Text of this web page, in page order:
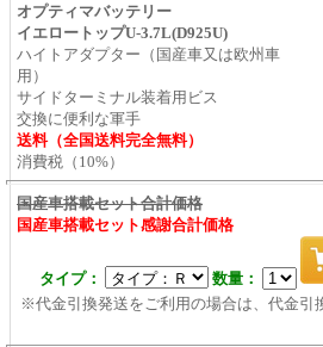
オプティマバッテリー
イエロートップU-3.7L(D925U)
ハイトアダプター（国産車又は欧州車
用）
サイドターミナル装着用ビス
交換に便利な軍手
送料（全国送料完全無料）
消費税（10%）
国産車搭載セット合計価格
国産車搭載セット感謝合計価格
タイプ：
数量：
※代金引換発送をご利用の場合は、代金引